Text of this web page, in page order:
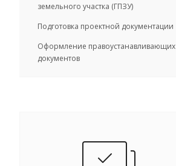
земельного участка (ГПЗУ)
Подготовка проектной документации
Оформление правоустанавливающих
документов